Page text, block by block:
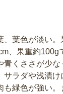
、葉色が淡い
、果重約100g
青くささが少な
サラダや浅漬
緑色が強い。